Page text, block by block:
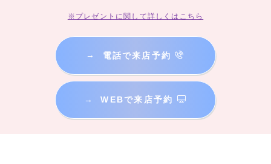
※プレゼントに関して詳しくはこちら
→ 電話で来店予約
→ WEBで来店予約